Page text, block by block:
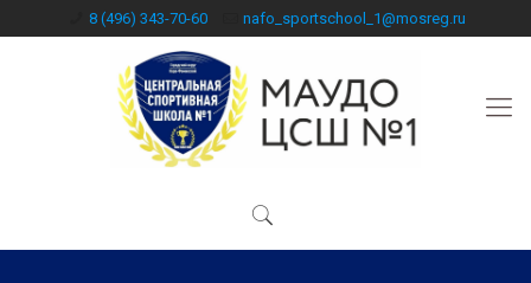
8 (496) 343-70-60 nafo_sportschool_1@mosreg.ru